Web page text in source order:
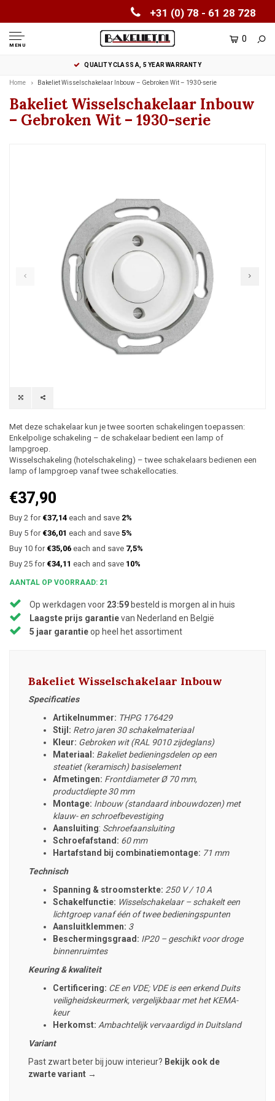
+31 (0) 78 - 61 28 728
MENU
0
QUALITY CLASS A, 5 YEAR WARRANTY
Home Bakeliet Wisselschakelaar Inbouw – Gebroken Wit – 1930-serie
Bakeliet Wisselschakelaar Inbouw
– Gebroken Wit – 1930-serie
Met deze schakelaar kun je twee soorten schakelingen toepassen:
Enkelpolige schakeling – de schakelaar bedient een lamp of
lampgroep.
Wisselschakeling (hotelschakeling) – twee schakelaars bedienen een
lamp of lampgroep vanaf twee schakellocaties.
€37,90
Buy 2 for €37,14 each and save 2%
Buy 5 for €36,01 each and save 5%
Buy 10 for €35,06 each and save 7,5%
Buy 25 for €34,11 each and save 10%
AANTAL OP VOORRAAD: 21
Op werkdagen voor 23:59 besteld is morgen al in huis
Laagste prijs garantievan Nederland en België
5 jaar garantieop heel het assortiment
Bakeliet Wisselschakelaar Inbouw
Specificaties
Artikelnummer: THPG 176429
Stijl: Retro jaren 30 schakelmateriaal
Kleur: Gebroken wit (RAL 9010 zijdeglans)
Materiaal: Bakeliet bedieningsdelen op een
steatiet (keramisch) basiselement
Afmetingen: Frontdiameter Ø 70 mm,
productdiepte 30 mm
Montage: Inbouw (standaard inbouwdozen) met
klauw- en schroefbevestiging
Aansluiting: Schroefaansluiting
Schroefafstand: 60 mm
Hartafstand bij combinatiemontage: 71 mm
Technisch
Spanning & stroomsterkte: 250 V / 10 A
Schakelfunctie: Wisselschakelaar – schakelt een
lichtgroep vanaf één of twee bedieningspunten
Aansluitklemmen: 3
Beschermingsgraad: IP20 – geschikt voor droge
binnenruimtes
Keuring & kwaliteit
Certificering: CE en VDE; VDE is een erkend Duits
veiligheidskeurmerk, vergelijkbaar met het KEMA-
keur
Herkomst: Ambachtelijk vervaardigd in Duitsland
Variant
Past zwart beter bij jouw interieur? Bekijk ook de
zwarte variant →